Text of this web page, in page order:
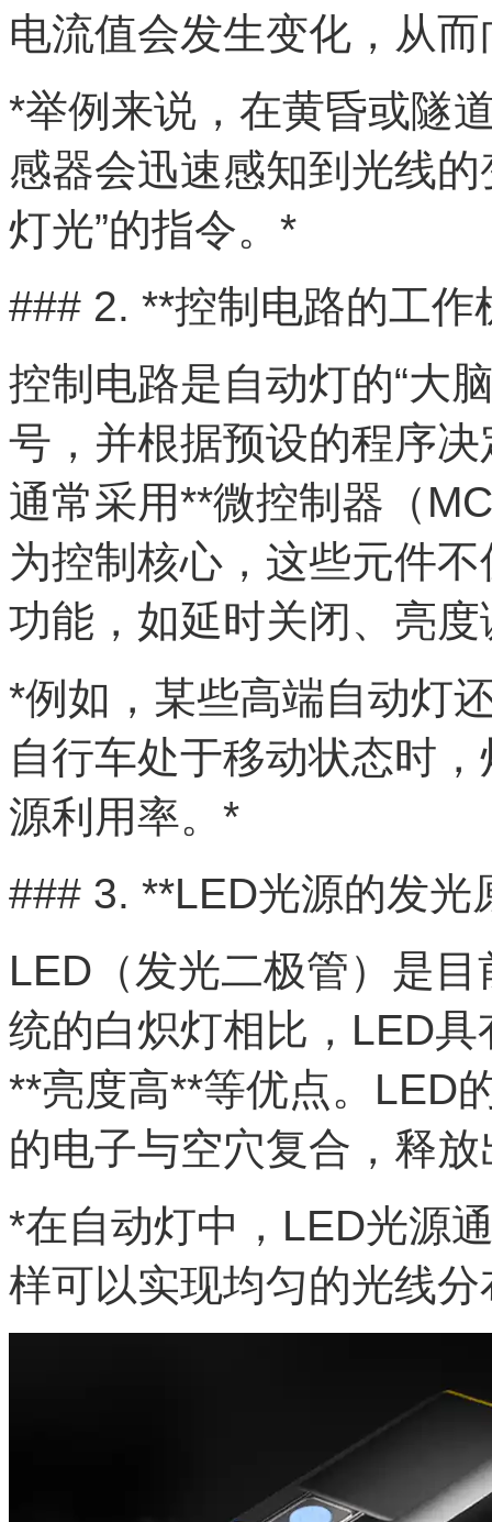
电流值会发生变化，从
*举例来说，在黄昏或隧
感器会迅速感知到光线
灯光”的指令。*
### 2. **控制电路的工作
控制电路是自动灯的“大
号，并根据预设的程序
通常采用**微控制器（
为控制核心，这些元件
功能，如延时关闭、亮
*例如，某些高端自动灯
自行车处于移动状态时
源利用率。*
### 3. **LED光源的发光
LED（发光二极管）是
统的白炽灯相比，LED
**亮度高**等优点。LED
的电子与空穴复合，释
*在自动灯中，LED光源
样可以实现均匀的光线